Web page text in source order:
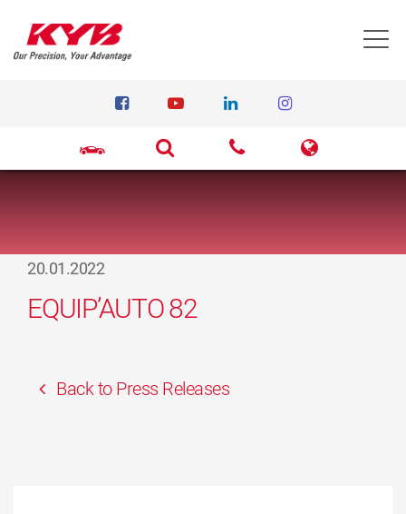
20.01.2022
EQUIP’AUTO 82
Back to Press Releases